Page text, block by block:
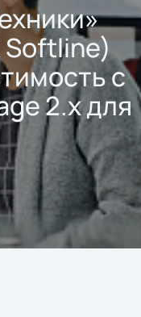
Softline)
с
2.x для